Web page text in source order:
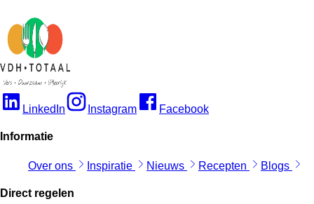
LinkedIn Instagram Facebook
Informatie
Over ons Inspiratie Nieuws Recepten Blogs
Direct regelen